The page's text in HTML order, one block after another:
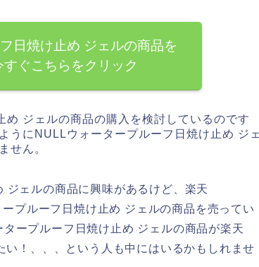
日焼け止め ジェルの商品を
ぐこちらをクリック
ジェルの商品の購入を検討しているのです
うにNULLウォータープルーフ日焼け止め ジェ
せん。
ェルの商品に興味があるけど、楽天
プルーフ日焼け止め ジェルの商品を売ってい
ープルーフ日焼け止め ジェルの商品が楽天
い！、、、という人も中にはいるかもしれませ